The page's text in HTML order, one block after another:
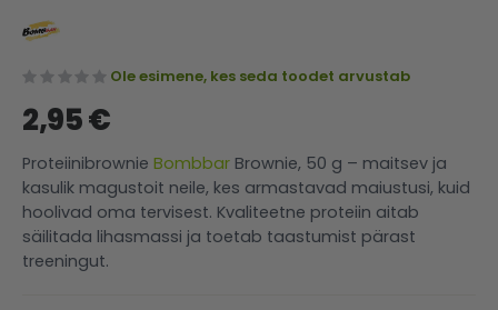
gallery
Ole esimene, kes seda toodet arvustab
2,95 €
Proteiinibrownie Bombbar Brownie, 50 g – maitsev ja
kasulik magustoit neile, kes armastavad maiustusi, kuid
hoolivad oma tervisest. Kvaliteetne proteiin aitab
säilitada lihasmassi ja toetab taastumist pärast
treeningut.